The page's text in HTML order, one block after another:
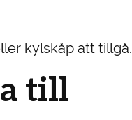
kylskåp att tillgå.
till